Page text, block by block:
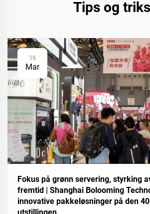
Tips og triks
16
Mar
Fokus på grønn servering, styrking
fremtid | Shanghai Bolooming
innovative pakkeløsninger på den
utstillingen